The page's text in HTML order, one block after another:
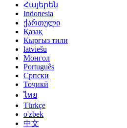
Հայերեն
Indonesia
ქართული
Қазақ
Кыргыз тили
latviešu
Монгол
Português
Српски
Тоҷикӣ
ไทย
Türkçe
o'zbek
中文